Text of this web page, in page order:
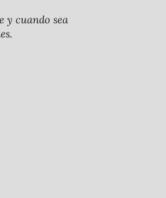
y cuando sea